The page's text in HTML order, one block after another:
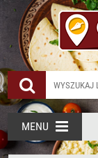
MENU